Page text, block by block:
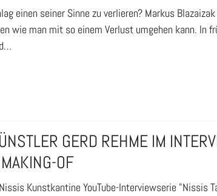
einen seiner Sinne zu verlieren? Markus
wie man mit so einem Verlust umgehen kann. In
GERD REHME IM
OF
Kunstkantine YouTube-Interviewserie "Nissis